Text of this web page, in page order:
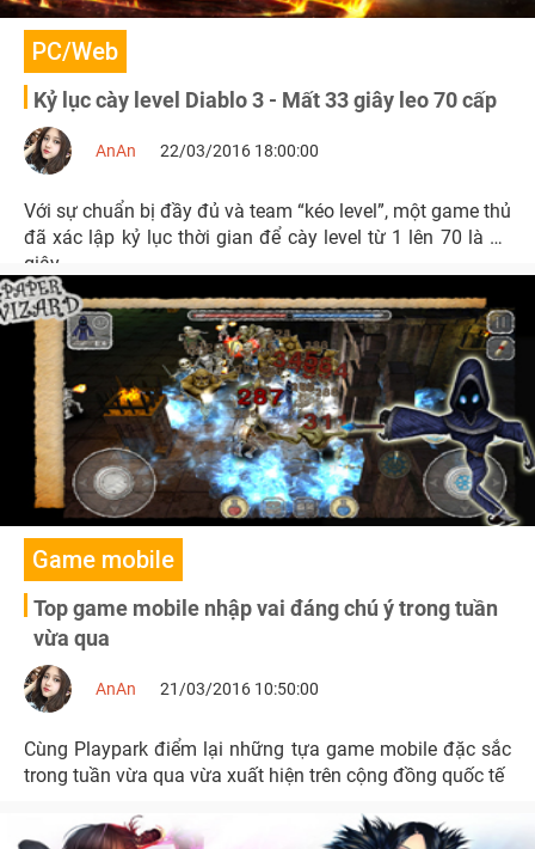
PC/Web
Kỷ lục cày level Diablo 3 - Mất 33 giây leo 70 cấp
AnAn 22/03/2016 18:00:00
Với sự chuẩn bị đầy đủ và team “kéo level”, một game thủ
đã xác lập kỷ lục thời gian để cày level từ 1 lên 70 là 33
giây.
Game mobile
Top game mobile nhập vai đáng chú ý trong tuần
vừa qua
AnAn 21/03/2016 10:50:00
Cùng Playpark điểm lại những tựa game mobile đặc sắc
trong tuần vừa qua vừa xuất hiện trên cộng đồng quốc tế